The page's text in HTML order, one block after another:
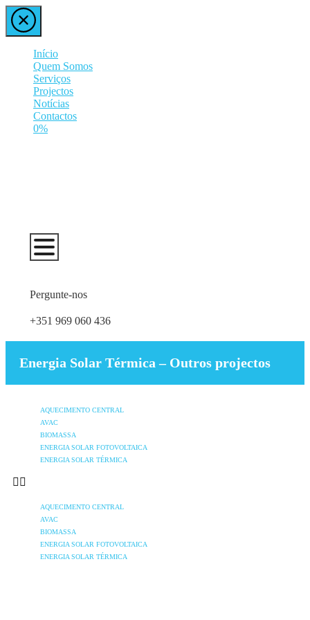
Início
Quem Somos
Serviços
Projectos
Notícias
Contactos
0%
Pergunte-nos
+351 969 060 436
Energia Solar Térmica – Outros projectos
AQUECIMENTO CENTRAL
AVAC
BIOMASSA
ENERGIA SOLAR FOTOVOLTAICA
ENERGIA SOLAR TÉRMICA
AQUECIMENTO CENTRAL
AVAC
BIOMASSA
ENERGIA SOLAR FOTOVOLTAICA
ENERGIA SOLAR TÉRMICA